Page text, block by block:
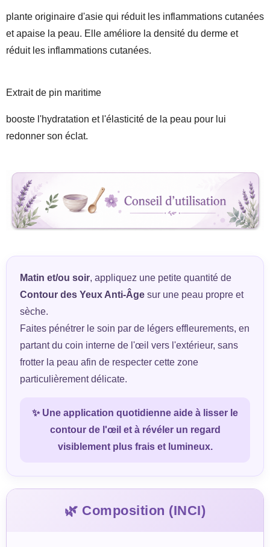
plante originaire d'asie qui réduit les inflammations cutanées
et apaise la peau. Elle améliore la densité du derme et
réduit les inflammations cutanées.
Extrait de pin maritime
booste l'hydratation et l'élasticité de la peau pour lui
redonner son éclat.
Matin et/ou soir, appliquez une petite quantité de
Contour des Yeux Anti-Âge sur une peau propre et
sèche.
Faites pénétrer le soin par de légers effleurements, en
partant du coin interne de l'œil vers l'extérieur, sans
frotter la peau afin de respecter cette zone
particulièrement délicate.
✨ Une application quotidienne aide à lisser le
contour de l'œil et à révéler un regard
visiblement plus frais et lumineux.
🌿 Composition (INCI)